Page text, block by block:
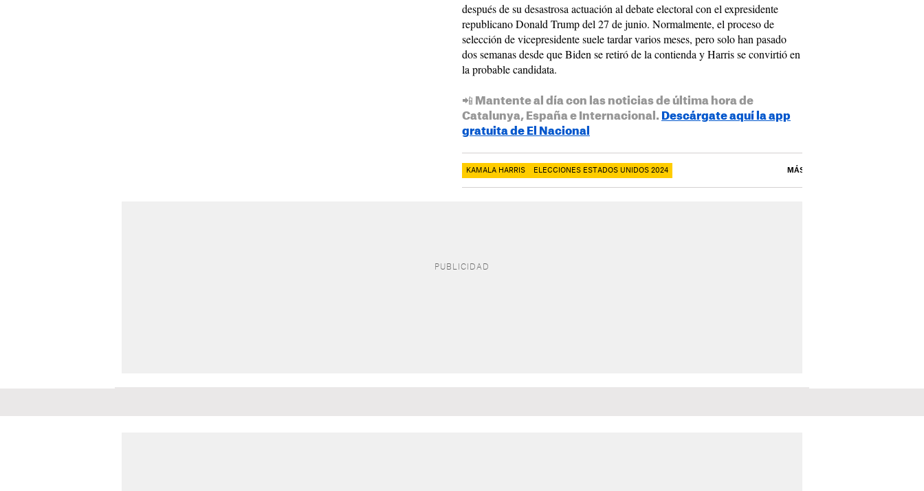
después de su desastrosa actuación al debate electoral con el expresidente
republicano Donald Trump del 27 de junio. Normalmente, el proceso de
selección de vicepresidente suele tardar varios meses, pero solo han pasado
dos semanas desde que Biden se retiró de la contienda y Harris se convirtió en
la probable candidata.
📲 Mantente al día con las noticias de última hora de
Catalunya, España e Internacional. Descárgate aquí la app
gratuita de El Nacional
KAMALA HARRIS ELECCIONES ESTADOS UNIDOS 2024 MÁS